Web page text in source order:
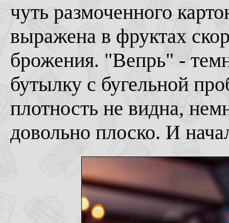
чуть размоченного
выражена в фруктах
брожения. "Вепрь" -
бутылку с бугельной
плотность не видна,
довольно плоско. И